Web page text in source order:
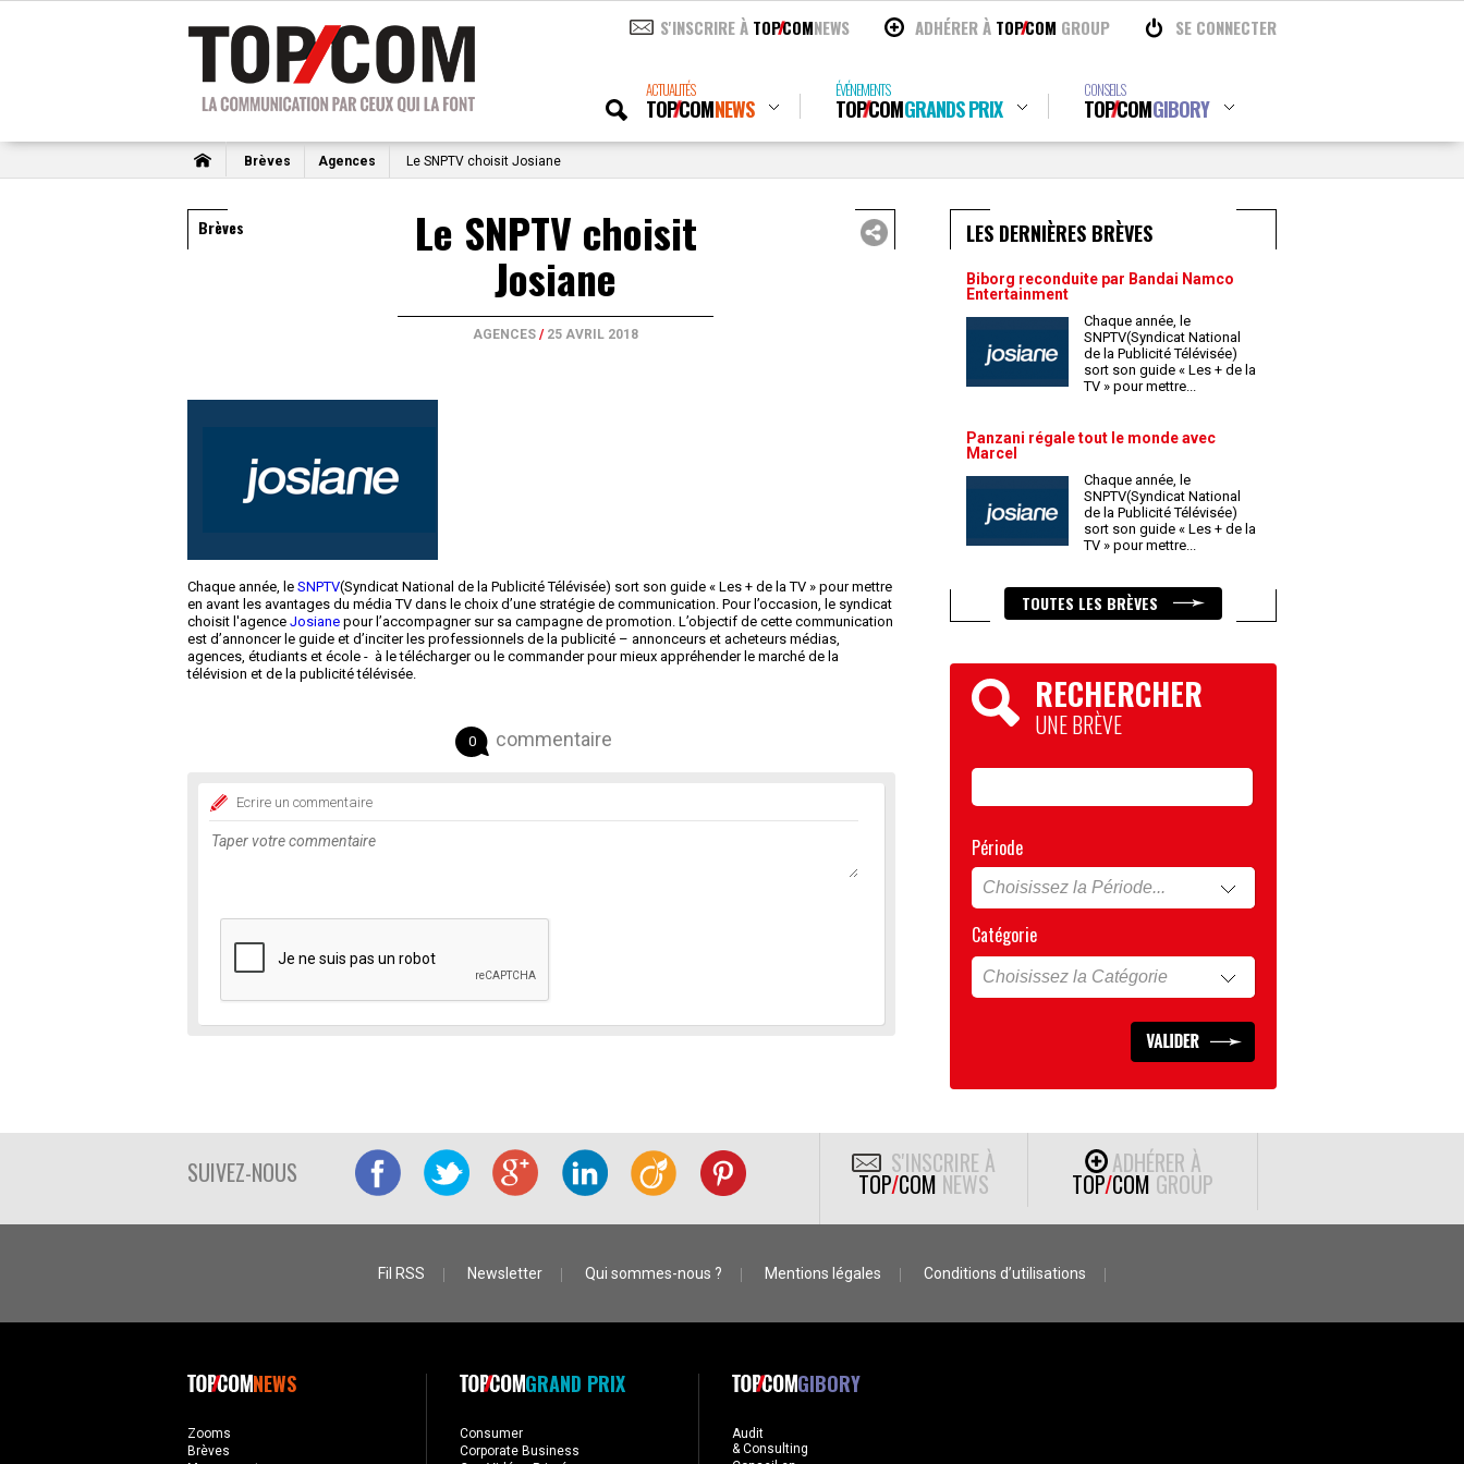
S'INSCRIRE À TOPCOMNEWS ADHÉRER À TOPCOM GROUP SE CONNECTER
ACTUALITÉS
TOPCOMNEWS
ÉVÉNEMENTS
TOPCOMGRANDS PRIX
CONSEILS
TOPCOMGIBORY
Brèves Agences Le SNPTV choisit Josiane
Brèves Le SNPTV choisit
Josiane
AGENCES / 25 AVRIL 2018
Chaque année, le SNPTV(Syndicat National de la Publicité Télévisée) sort son guide « Les + de la TV » pour mettre
en avant les avantages du média TV dans le choix d’une stratégie de communication. Pour l’occasion, le syndicat
choisit l'agence Josiane pour l’accompagner sur sa campagne de promotion. L’objectif de cette communication
est d’annoncer le guide et d’inciter les professionnels de la publicité – annonceurs et acheteurs médias,
agences, étudiants et école - à le télécharger ou le commander pour mieux appréhender le marché de la
télévision et de la publicité télévisée.
0 commentaire
Ecrire un commentaire
LES DERNIÈRES BRÈVES
Biborg reconduite par Bandai Namco
Entertainment
Chaque année, le
SNPTV(Syndicat National
de la Publicité Télévisée)
sort son guide « Les + de la
TV » pour mettre...
Panzani régale tout le monde avec
Marcel
Chaque année, le
SNPTV(Syndicat National
de la Publicité Télévisée)
sort son guide « Les + de la
TV » pour mettre...
TOUTES LES BRÈVES
RECHERCHER
UNE BRÈVE
Période
Catégorie
SUIVEZ-NOUS S'INSCRIRE À
TOP/COM NEWS
ADHÉRER À
TOP/COM GROUP
Fil RSS Newsletter Qui sommes-nous ? Mentions légales Conditions d’utilisations
NEWS
Zooms
Brèves
GRAND PRIX
Consumer
Corporate Business
GIBORY
Audit
& Consulting